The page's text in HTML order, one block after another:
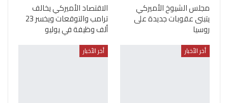
مجلس الشيوخ الأميركي
يتبنى عقوبات جديدة على
روسيا
الاقتصاد الأميركي يخالف
ترامب والتوقعات ويخسر 23
ألف وظيفة في يوليو
أخر الأخبار أخر الأخبار